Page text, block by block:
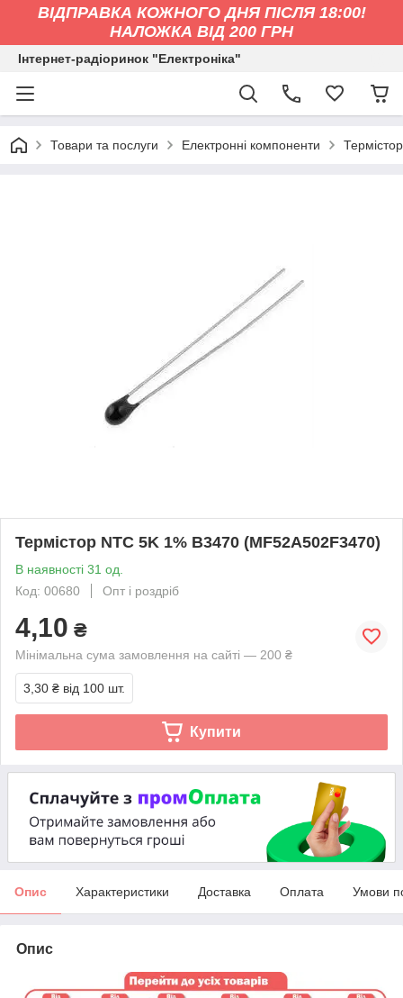
ВІДПРАВКА КОЖНОГО ДНЯ ПІСЛЯ 18:00!
НАЛОЖКА ВІД 200 ГРН
Інтернет-радіоринок "Електроніка"
Товари та послуги Електронні компоненти
Термістор NTC 5K 1% B3470 (MF52A502F3470)
В наявності 31 од.
Код: 00680
Опт і роздріб
4,10 ₴
Мінімальна сума замовлення на сайті — 200 ₴
3,30 ₴ від 100 шт.
Купити
Опис Характеристики Доставка Оплата Умови
Опис